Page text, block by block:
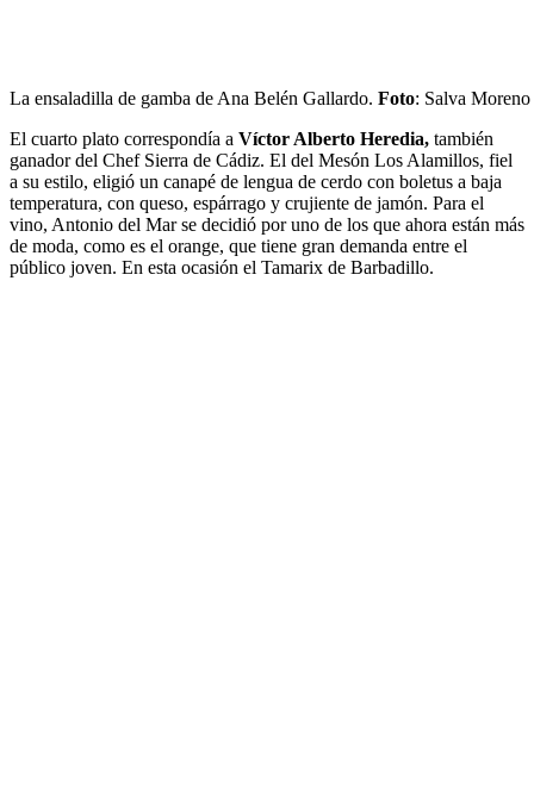
La ensaladilla de gamba de Ana Belén Gallardo. Foto: Salva Moreno
El cuarto plato correspondía a Víctor Alberto Heredia, también
ganador del Chef Sierra de Cádiz. El del Mesón Los Alamillos, fiel
a su estilo, eligió un canapé de lengua de cerdo con boletus a baja
temperatura, con queso, espárrago y crujiente de jamón. Para el
vino, Antonio del Mar se decidió por uno de los que ahora están más
de moda, como es el orange, que tiene gran demanda entre el
público joven. En esta ocasión el Tamarix de Barbadillo.